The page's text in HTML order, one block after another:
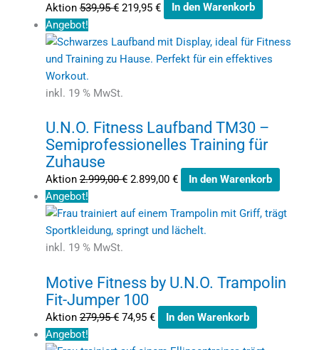
Aktion539,95€ 219,95 €
In den Warenkorb
Angebot!
inkl. 19 % MwSt.
U.N.O. Fitness Laufband TM30 –
Semiprofessionelles Training für
Zuhause
Aktion2.999,00€ 2.899,00 €
In den Warenkorb
Angebot!
inkl. 19 % MwSt.
Motive Fitness by U.N.O. Trampolin
Fit-Jumper 100
Aktion279,95€ 74,95 €
In den Warenkorb
Angebot!